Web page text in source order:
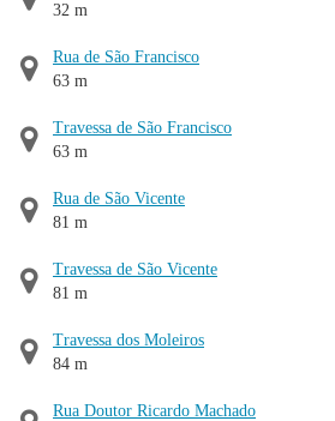
32 m
Rua de São Francisco
63 m
Travessa de São Francisco
63 m
Rua de São Vicente
81 m
Travessa de São Vicente
81 m
Travessa dos Moleiros
84 m
Rua Doutor Ricardo Machado